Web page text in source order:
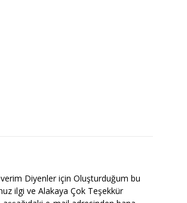
Diyenler için Oluşturduğum bu
ilgi ve Alakaya Çok Teşekkür